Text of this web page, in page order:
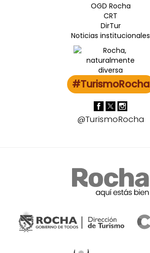
OGD Rocha
CRT
DirTur
Noticias institucionales
#TurismoRocha
@TurismoRocha